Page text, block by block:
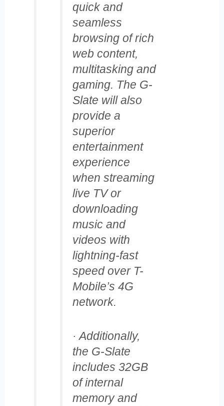
quick and
seamless
browsing of rich
web content,
multitasking and
gaming. The G-
Slate will also
provide a
superior
entertainment
experience
when streaming
live TV or
downloading
music and
videos with
lightning-fast
speed over T-
Mobile’s 4G
network.
· Additionally,
the G-Slate
includes 32GB
of internal
memory and